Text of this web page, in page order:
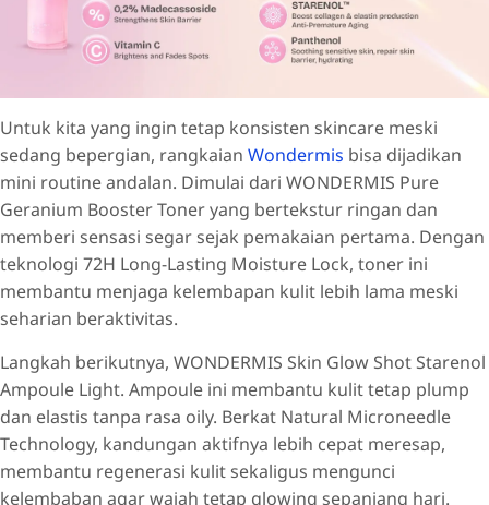
Untuk kita yang ingin tetap konsisten skincare meski
sedang bepergian, rangkaian Wondermis bisa dijadikan
mini routine andalan. Dimulai dari WONDERMIS Pure
Geranium Booster Toner yang bertekstur ringan dan
memberi sensasi segar sejak pemakaian pertama. Dengan
teknologi 72H Long-Lasting Moisture Lock, toner ini
membantu menjaga kelembapan kulit lebih lama meski
seharian beraktivitas.
Langkah berikutnya, WONDERMIS Skin Glow Shot Starenol
Ampoule Light. Ampoule ini membantu kulit tetap plump
dan elastis tanpa rasa oily. Berkat Natural Microneedle
Technology, kandungan aktifnya lebih cepat meresap,
membantu regenerasi kulit sekaligus mengunci
kelembaban agar wajah tetap glowing sepanjang hari.